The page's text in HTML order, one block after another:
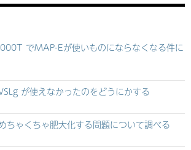
でMAP-Eが使いものにならなくなる件に
が使えなかったのをどうにかする
ゃくちゃ肥大化する問題について調べる